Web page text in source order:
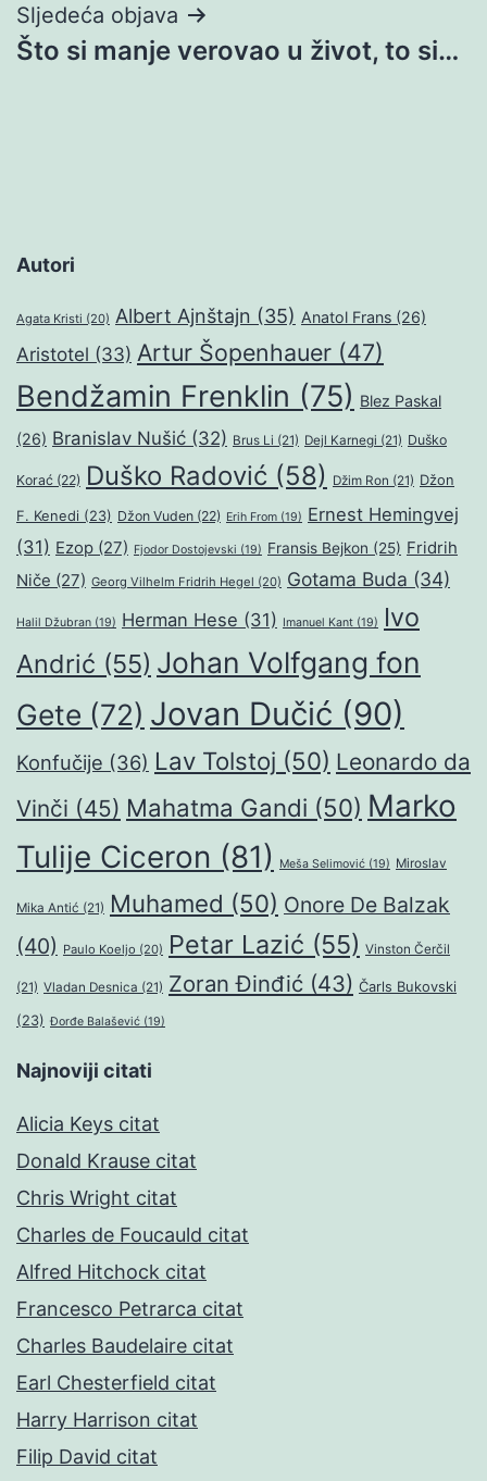
Sljedeća objava
Što si manje verovao u život, to si…
Autori
Agata Kristi (20) Albert Ajnštajn (35) Anatol Frans (26)
Aristotel (33) Artur Šopenhauer (47)
Bendžamin Frenklin (75) Blez Paskal
(26) Branislav Nušić (32) Brus Li (21) Dejl Karnegi (21) Duško
Korać (22) Duško Radović (58) Džim Ron (21) Džon
F. Kenedi (23) Džon Vuden (22) Erih From (19) Ernest Hemingvej
(31) Ezop (27) Fjodor Dostojevski (19) Fransis Bejkon (25) Fridrih
Niče (27) Georg Vilhelm Fridrih Hegel (20) Gotama Buda (34)
Halil Džubran (19) Herman Hese (31) Imanuel Kant (19)
Ivo
Andrić (55) Johan Volfgang fon
Gete (72) Jovan Dučić (90)
Konfučije (36) Lav Tolstoj (50) Leonardo da
Vinči (45) Mahatma Gandi (50) Marko
Tulije Ciceron (81) Meša Selimović (19) Miroslav
Mika Antić (21) Muhamed (50) Onore De Balzak
(40) Paulo Koeljo (20) Petar Lazić (55) Vinston Čerčil
(21) Vladan Desnica (21) Zoran Đinđić (43) Čarls Bukovski
(23) Đorđe Balašević (19)
Najnoviji citati
Alicia Keys citat
Donald Krause citat
Chris Wright citat
Charles de Foucauld citat
Alfred Hitchock citat
Francesco Petrarca citat
Charles Baudelaire citat
Earl Chesterfield citat
Harry Harrison citat
Filip David citat